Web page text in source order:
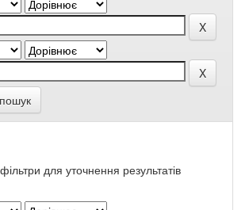
для уточнення результатів